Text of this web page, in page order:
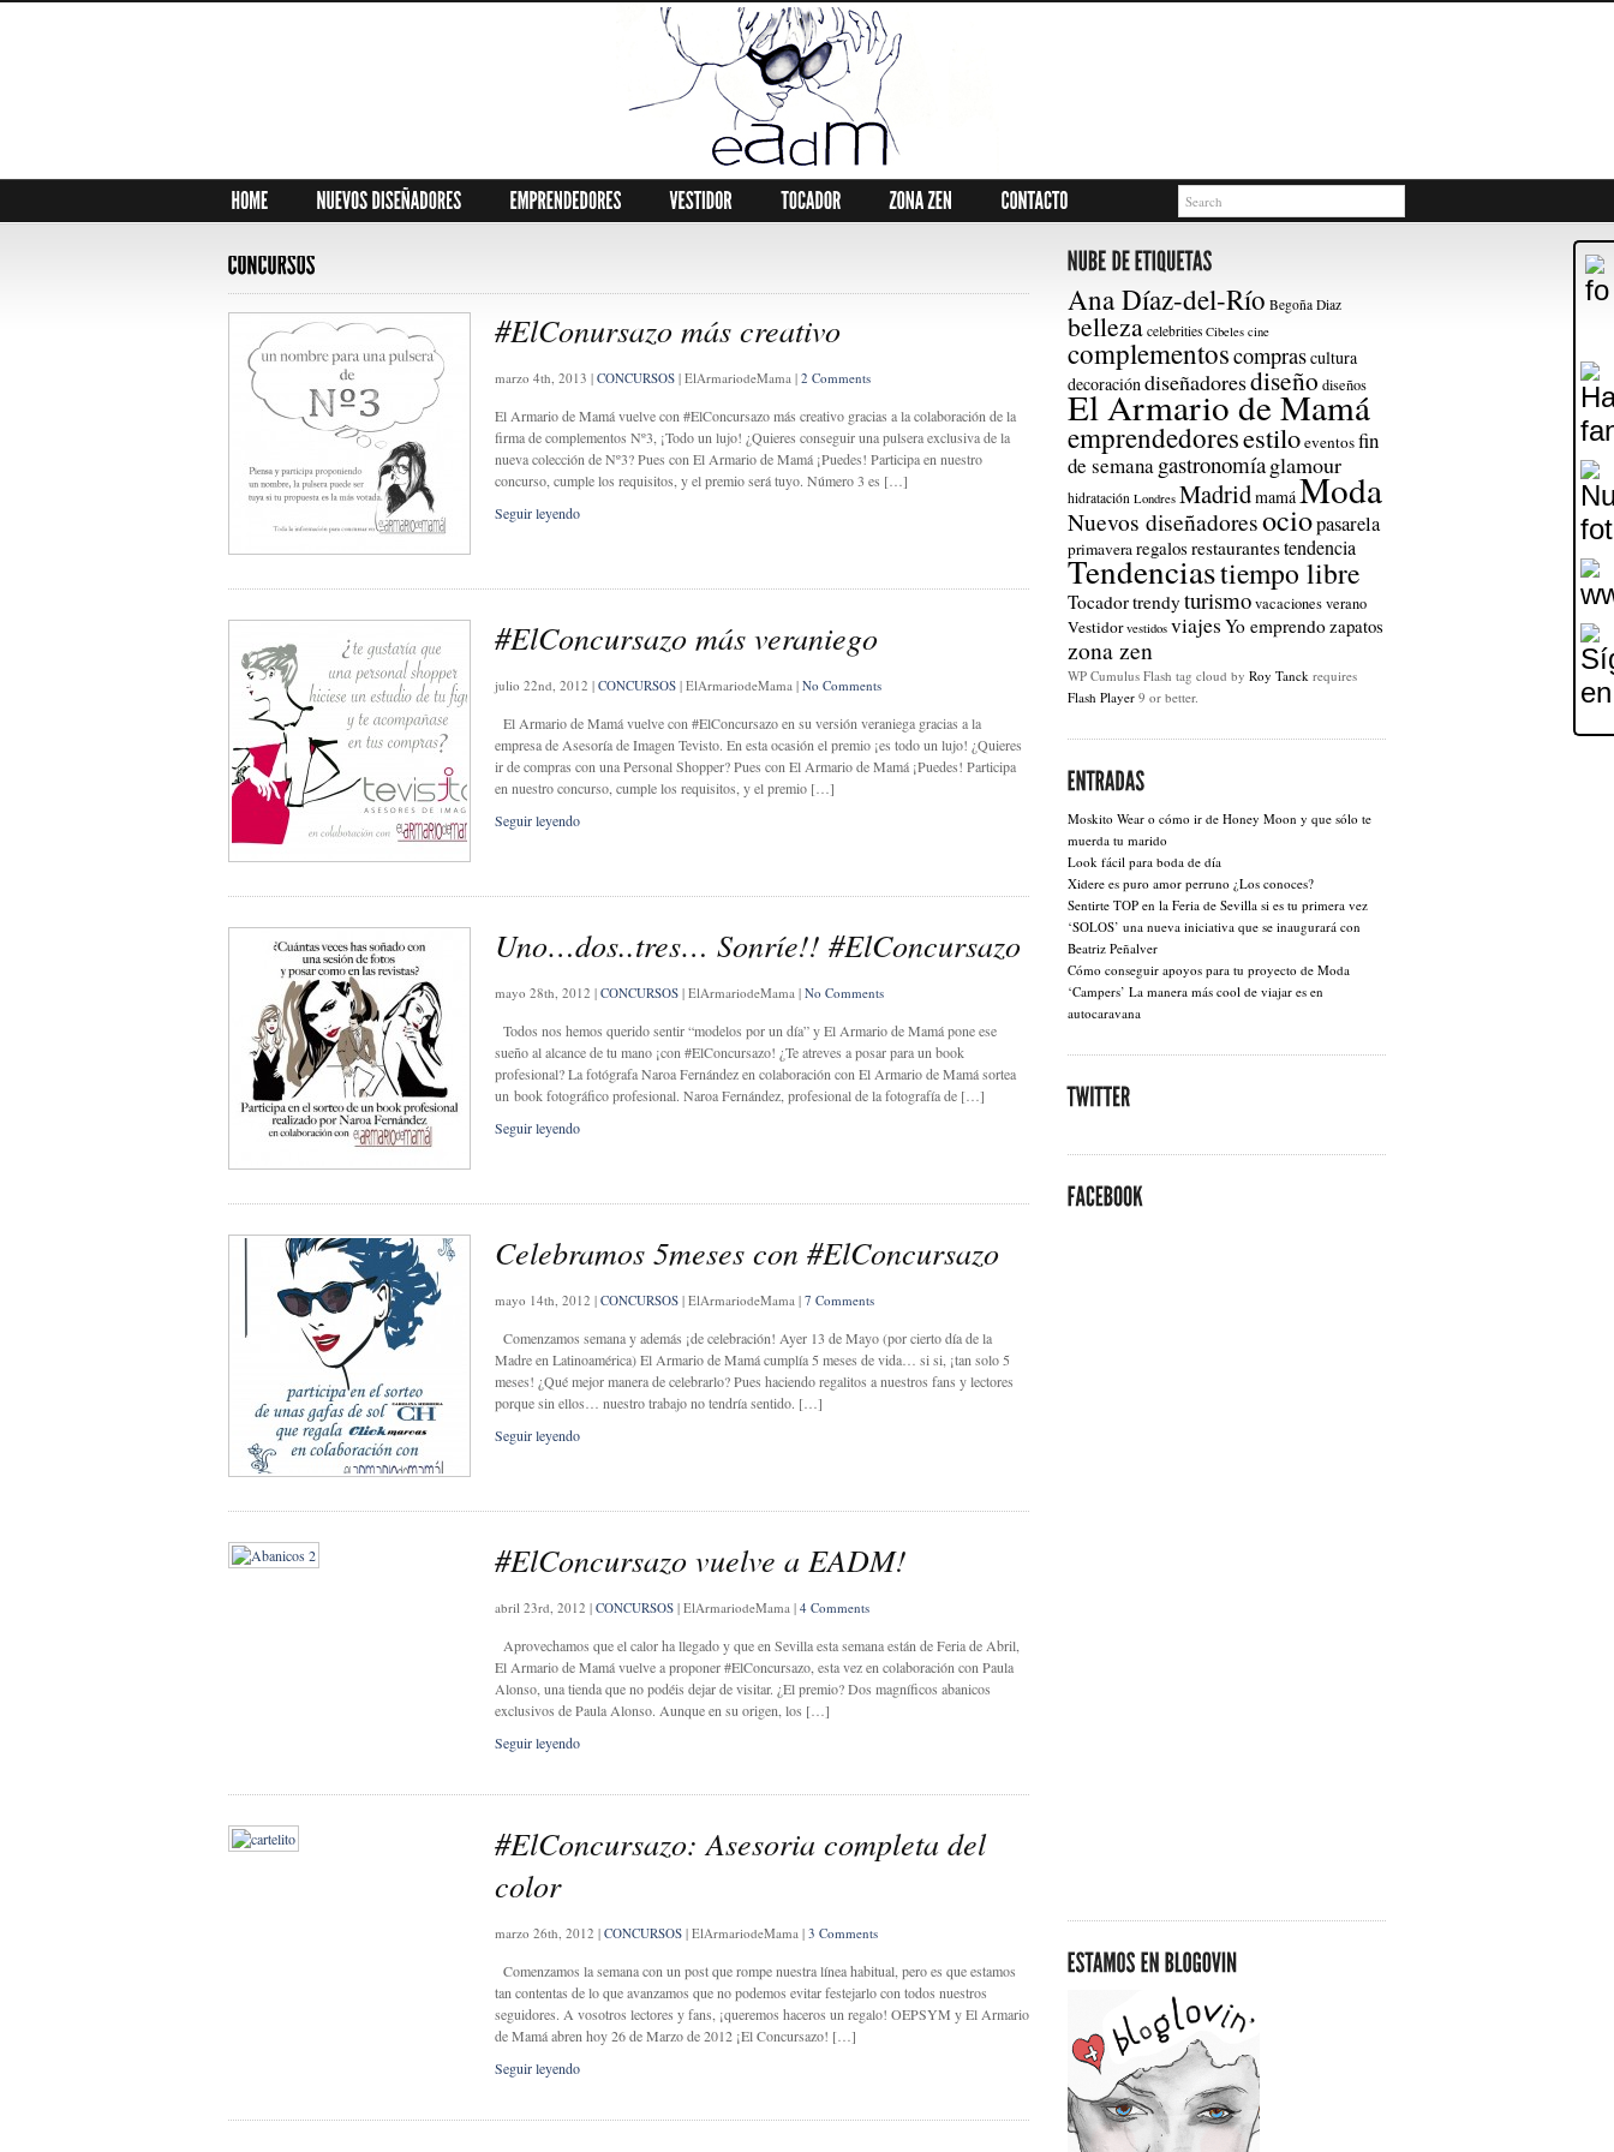
#ElConursazo más creativo
marzo 4th, 2013 | CONCURSOS | ElArmariodeMama | 2 Comments
El Armario de Mamá vuelve con #ElConcursazo más creativo gracias a la colaboración de la
firma de complementos Nº3, ¡Todo un lujo! ¿Quieres conseguir una pulsera exclusiva de la
nueva colección de Nº3? Pues con El Armario de Mamá ¡Puedes! Participa en nuestro
concurso, cumple los requisitos, y el premio será tuyo. Número 3 es […]
Seguir leyendo
#ElConcursazo más veraniego
julio 22nd, 2012 | CONCURSOS | ElArmariodeMama | No Comments
El Armario de Mamá vuelve con #ElConcursazo en su versión veraniega gracias a la
empresa de Asesoría de Imagen Tevisto. En esta ocasión el premio ¡es todo un lujo! ¿Quieres
ir de compras con una Personal Shopper? Pues con El Armario de Mamá ¡Puedes! Participa
en nuestro concurso, cumple los requisitos, y el premio […]
Seguir leyendo
Uno…dos..tres… Sonríe!! #ElConcursazo
mayo 28th, 2012 | CONCURSOS | ElArmariodeMama | No Comments
Todos nos hemos querido sentir “modelos por un día” y El Armario de Mamá pone ese
sueño al alcance de tu mano ¡con #ElConcursazo! ¿Te atreves a posar para un book
profesional? La fotógrafa Naroa Fernández en colaboración con El Armario de Mamá sortea
un book fotográfico profesional. Naroa Fernández, profesional de la fotografía de […]
Seguir leyendo
Celebramos 5meses con #ElConcursazo
mayo 14th, 2012 | CONCURSOS | ElArmariodeMama | 7 Comments
Comenzamos semana y además ¡de celebración! Ayer 13 de Mayo (por cierto día de la
Madre en Latinoamérica) El Armario de Mamá cumplía 5 meses de vida… si si, ¡tan solo 5
meses! ¿Qué mejor manera de celebrarlo? Pues haciendo regalitos a nuestros fans y lectores
porque sin ellos… nuestro trabajo no tendría sentido. […]
Seguir leyendo
#ElConcursazo vuelve a EADM!
abril 23rd, 2012 | CONCURSOS | ElArmariodeMama | 4 Comments
Aprovechamos que el calor ha llegado y que en Sevilla esta semana están de Feria de Abril,
El Armario de Mamá vuelve a proponer #ElConcursazo, esta vez en colaboración con Paula
Alonso, una tienda que no podéis dejar de visitar. ¿El premio? Dos magníficos abanicos
exclusivos de Paula Alonso. Aunque en su origen, los […]
Seguir leyendo
#ElConcursazo: Asesoria completa del
color
marzo 26th, 2012 | CONCURSOS | ElArmariodeMama | 3 Comments
Comenzamos la semana con un post que rompe nuestra línea habitual, pero es que estamos
tan contentas de lo que avanzamos que no podemos evitar festejarlo con todos nuestros
seguidores. A vosotros lectores y fans, ¡queremos haceros un regalo! OEPSYM y El Armario
de Mamá abren hoy 26 de Marzo de 2012 ¡El Concursazo! […]
Seguir leyendo
Ana Díaz-del-Río Begoña Diaz
belleza celebrities Cibeles cine
complementoscomprascultura
decoracióndiseñadoresdiseño diseños
El Armario de Mamá
emprendedoresestiloeventosfin
de semanagastronomíaglamour
hidratación Londres MadridmamáModa
Nuevos diseñadoresociopasarela
primaveraregalos restaurantestendencia
Tendenciastiempo libre
Tocadortrendy turismovacacionesverano
Vestidor vestidos viajes Yo emprendozapatos
zona zen
WP Cumulus Flash tag cloud by Roy Tanck requires
Flash Player 9 or better.
Moskito Wear o cómo ir de Honey Moon y que sólo te
muerda tu marido
Look fácil para boda de día
Xidere es puro amor perruno ¿Los conoces?
Sentirte TOP en la Feria de Sevilla si es tu primera vez
‘SOLOS’ una nueva iniciativa que se inaugurará con
Beatriz Peñalver
Cómo conseguir apoyos para tu proyecto de Moda
‘Campers’ La manera más cool de viajar es en
autocaravana